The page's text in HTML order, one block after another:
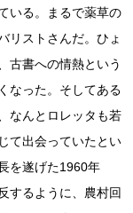
いる。まるで薬草の
リストさんだ。ひょ
古書への情熱という
なった。そしてある
なんとロレッタも若
て出会っていたとい
を遂げた1960年
するように、農村回